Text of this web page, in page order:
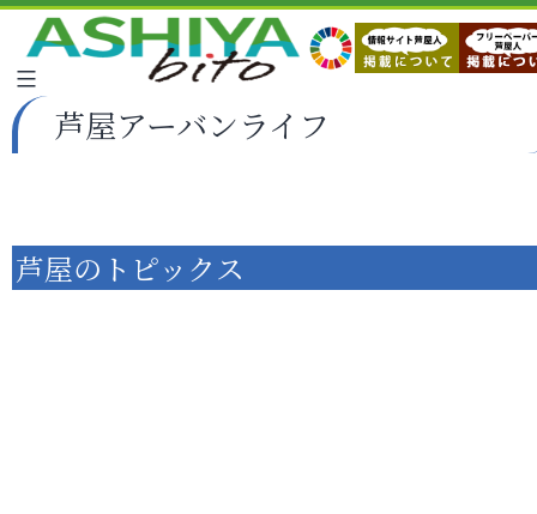
芦屋アーバンライフ
芦屋のトピックス